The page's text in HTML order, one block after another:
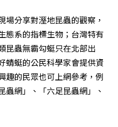
分享對溼地昆蟲的觀察，
態系的指標生物；台灣特有
昆蟲無霸勾蜓只在北部出
蜻蜓的公民科學家會提供資
趣的民眾也可上網參考，例
蟲網」、「六足昆蟲網」、